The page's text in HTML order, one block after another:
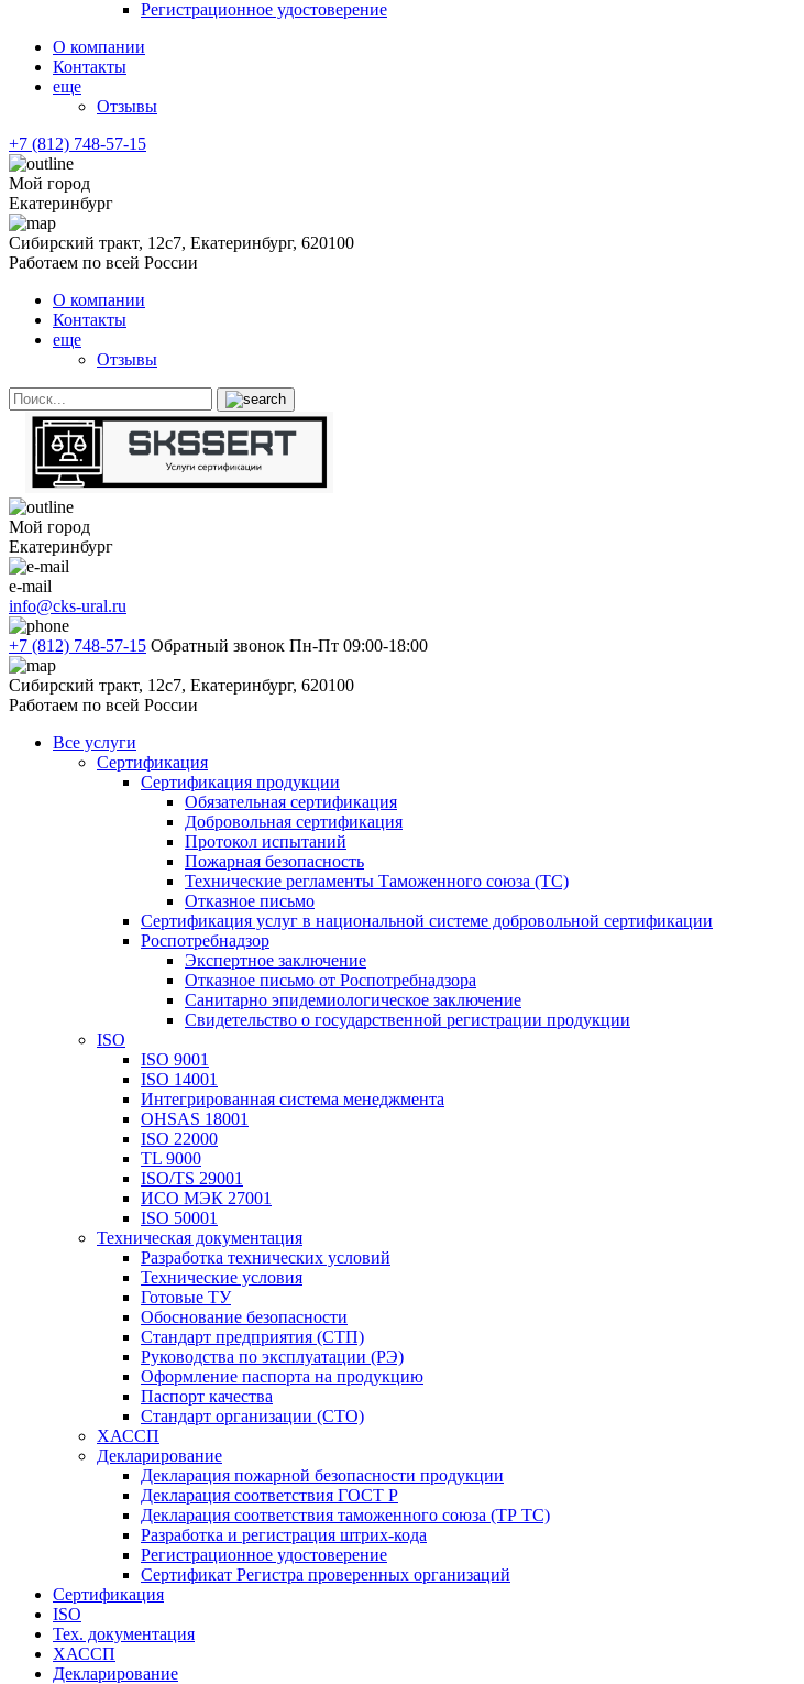
Регистрационное удостоверение
О компании
Контакты
еще
Отзывы
+7 (812) 748-57-15
Мой город
Екатеринбург
Сибирский тракт, 12с7, Екатеринбург, 620100
Работаем по всей России
О компании
Контакты
еще
Отзывы
Мой город
Екатеринбург
e-mail
info@cks-ural.ru
+7 (812) 748-57-15 Обратный звонок Пн-Пт 09:00-18:00
Сибирский тракт, 12с7, Екатеринбург, 620100
Работаем по всей России
Все услуги
Сертификация
Сертификация продукции
Обязательная сертификация
Добровольная сертификация
Протокол испытаний
Пожарная безопасность
Технические регламенты Таможенного союза (ТС)
Отказное письмо
Сертификация услуг в национальной системе добровольной сертификации
Роспотребнадзор
Экспертное заключение
Отказное письмо от Роспотребнадзора
Санитарно эпидемиологическое заключение
Свидетельство о государственной регистрации продукции
ISO
ISO 9001
ISO 14001
Интегрированная система менеджмента
OHSAS 18001
ISO 22000
TL 9000
ISO/TS 29001
ИСО МЭК 27001
ISO 50001
Техническая документация
Разработка технических условий
Технические условия
Готовые ТУ
Обоснование безопасности
Стандарт предприятия (СТП)
Руководства по эксплуатации (РЭ)
Оформление паспорта на продукцию
Паспорт качества
Стандарт организации (СТО)
ХАССП
Декларирование
Декларация пожарной безопасности продукции
Декларация соответствия ГОСТ Р
Декларация соответствия таможенного союза (ТР ТС)
Разработка и регистрация штрих-кода
Регистрационное удостоверение
Сертификат Регистра проверенных организаций
Сертификация
ISO
Тех. документация
ХАССП
Декларирование